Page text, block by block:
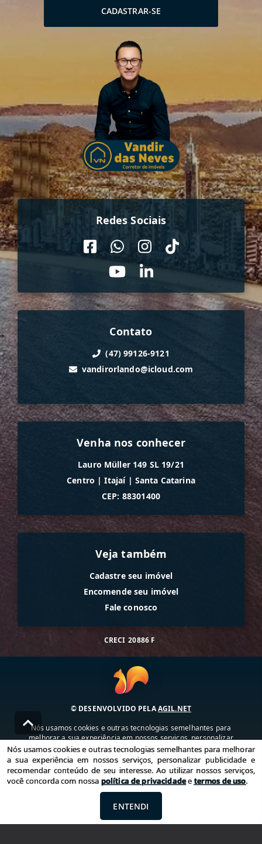
CADASTRAR-SE
Redes Sociais
Contato
(47) 99126-9121
vandirorlando@icloud.com
Venha nos conhecer
Lauro Müller 149 SL 19/21
Centro | Itajaí | Santa Catarina
CEP: 88301400
Veja também
Cadastre seu imóvel
Encomende seu imóvel
Fale conosco
CRECI 20886 F
© DESENVOLVIDO PELAAGIL.NET
Nós usamos cookies e outras tecnologias semelhantes para
melhorar a sua experiência em nossos serviços, personalizar
publicidade e recomendar conteúdo de seu interesse. Ao utilizar
nossos serviços, você concorda com nossa política de privacidade e
termos de uso.
Política de Privacidade Termos de uso
Nós usamos cookies e outras tecnologias semelhantes para melhorar
a sua experiência em nossos serviços, personalizar publicidade e
recomendar conteúdo de seu interesse. Ao utilizar nossos serviços,
você concorda com nossa política de privacidadeetermos de uso.
ENTENDI